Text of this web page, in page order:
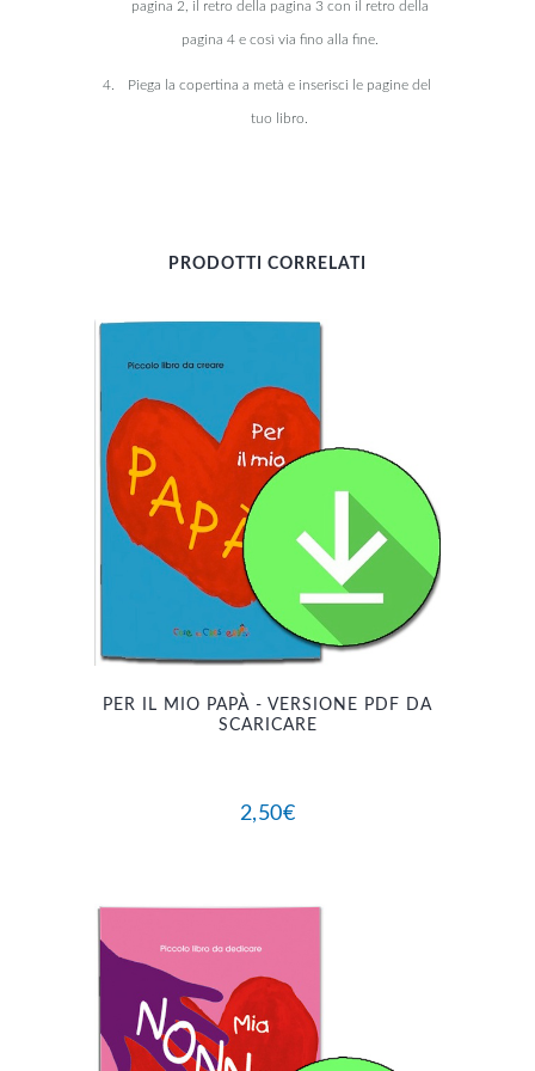
pagina 2, il retro della pagina 3 con il retro della
pagina 4 e così via fino alla fine.
Piega la copertina a metà e inserisci le pagine del
tuo libro.
PRODOTTI CORRELATI
PER IL MIO PAPÀ - VERSIONE PDF DA
SCARICARE
2,50€